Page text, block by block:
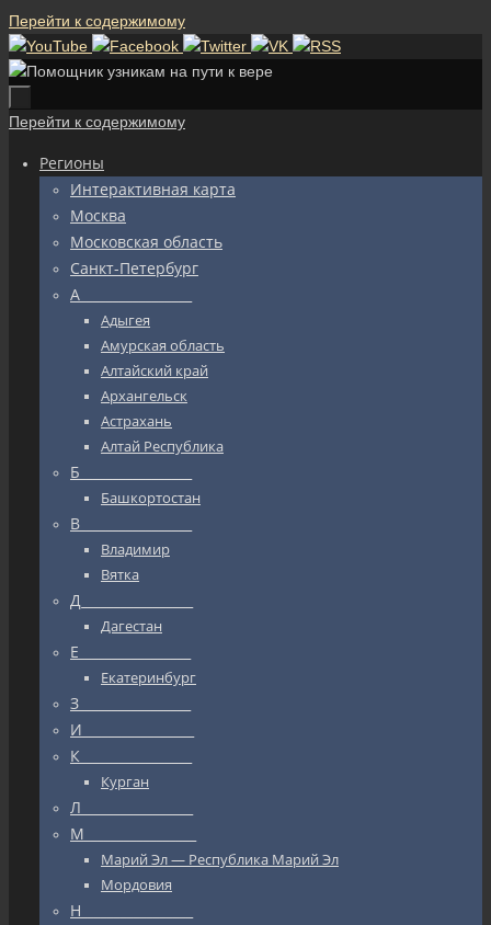
Перейти к содержимому
Перейти к содержимому
Регионы
Интерактивная карта
Москва
Московская область
Санкт-Петербург
А_________________
Адыгея
Амурская область
Алтайский край
Архангельск
Астрахань
Алтай Республика
Б_________________
Башкортостан
В_________________
Владимир
Вятка
Д_________________
Дагестан
Е_________________
Екатеринбург
З_________________
И_________________
К_________________
Курган
Л_________________
М_________________
Марий Эл — Республика Марий Эл
Мордовия
Н_________________